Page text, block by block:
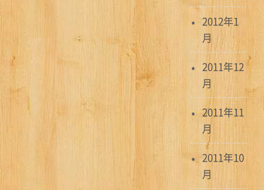
2012年1
月
2011年12
月
2011年11
月
2011年10
月